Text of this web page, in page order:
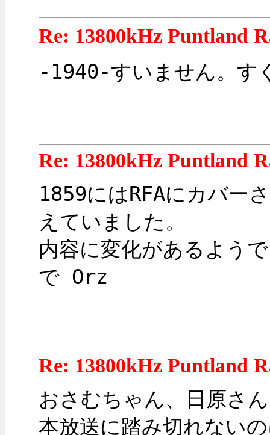
Re: 13800kHz Puntland
-1940-すいません。す
Re: 13800kHz Puntland
1859にはRFAにカバー
えていました。
内容に変化があるよう
で Orz
Re: 13800kHz Puntland
おさむちゃん、日原さ
本放送に踏み切れない